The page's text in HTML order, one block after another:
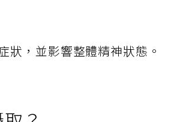
，並影響整體精神狀態。